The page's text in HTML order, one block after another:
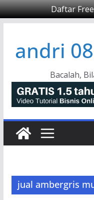
Daftar
content
andri
Bacalah,
jual ambergris